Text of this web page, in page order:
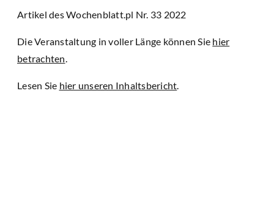
Artikel des Wochenblatt.pl Nr. 33 2022
Die Veranstaltung in voller Länge können Sie hier
betrachten
Lesen Sie hier unseren Inhaltsbericht